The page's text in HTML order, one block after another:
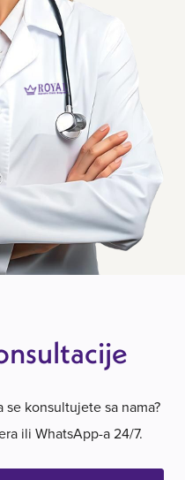
konsultujete sa nama?
ili WhatsApp-a 24/7.